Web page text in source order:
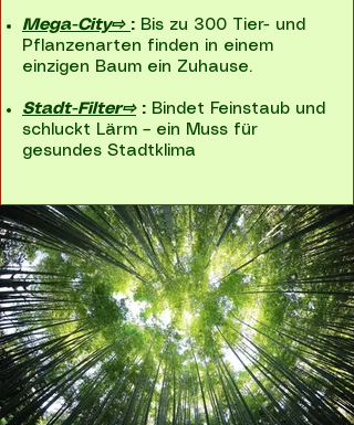
Mega-City⇨ : Bis zu 300 Tier- und
Pflanzenarten finden in einem
einzigen Baum ein Zuhause.
Stadt-Filter⇨: Bindet Feinstaub und
schluckt Lärm – ein Muss für
gesundes Stadtklima